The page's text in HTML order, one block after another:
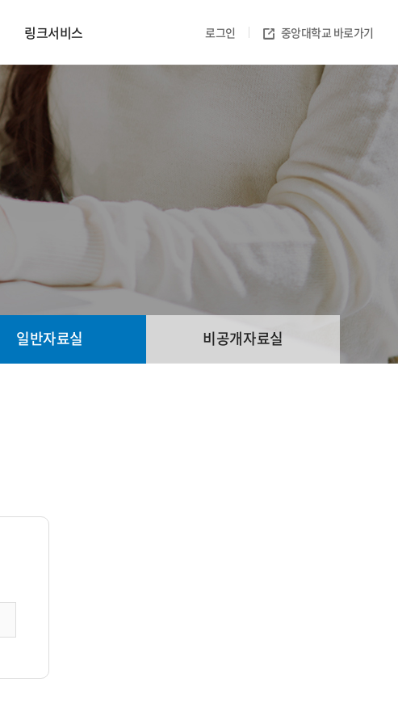
로그인 중앙대학교 바로가기
링크서비스
일반자료실 비공개자료실